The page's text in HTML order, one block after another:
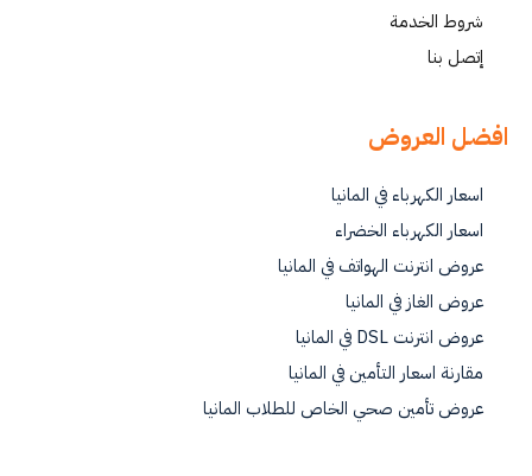
شروط الخدمة
إتصل بنا
افضل العروض
اسعار الكهرباء في المانيا
اسعار الكهرباء الخضراء
عروض انترنت الهواتف في المانيا
عروض الغاز في المانيا
عروض انترنت DSL في المانيا
مقارنة اسعار التأمين في المانيا
عروض تأمين صحي الخاص للطلاب المانيا